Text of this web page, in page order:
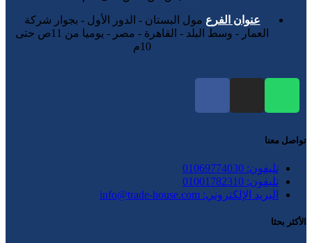
عنوان الفرع مول البستان - الدور الأول - بجوار شركة
العمار - وسط البلد - القاهرة - مصر - يوميا من 11ص حتى
10م
تواصل معنا
تليفون: 01069774030
تليفون: 01001782310
البريد الإلكتروني: info@trade-house.com
الأكثر بحثا